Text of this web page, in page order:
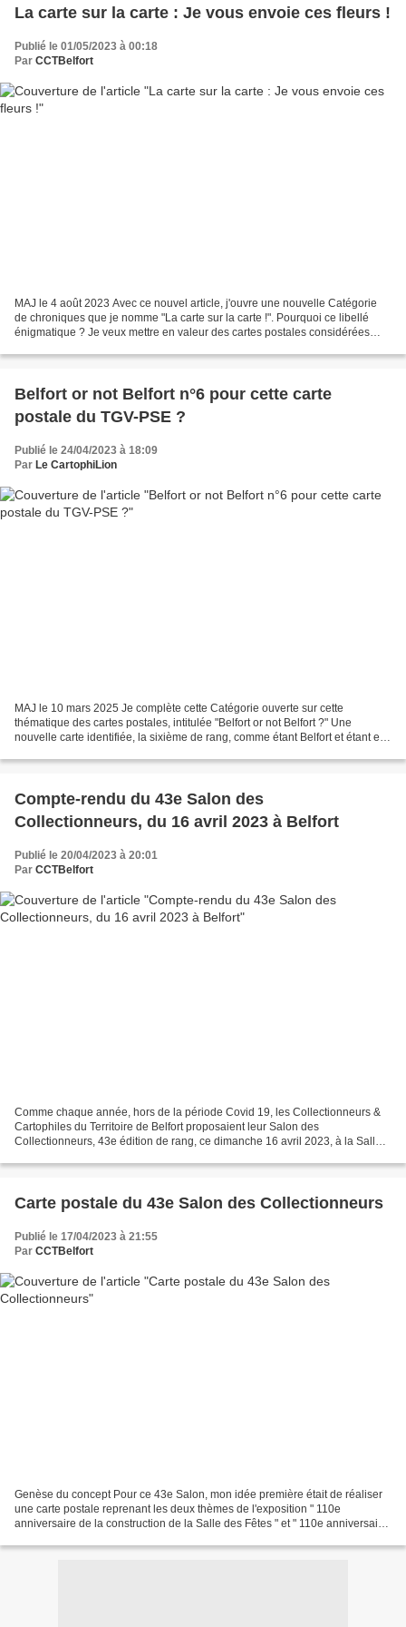
La carte sur la carte : Je vous envoie ces fleurs !
Publié le 01/05/2023 à 00:18
Par CCTBelfort
MAJ le 4 août 2023 Avec ce nouvel article, j'ouvre une nouvelle Catégorie
de chroniques que je nomme "La carte sur la carte !". Pourquoi ce libellé
énigmatique ? Je veux mettre en valeur des cartes postales considérées
Belfort or not Belfort n°6 pour cette carte
postale du TGV-PSE ?
Publié le 24/04/2023 à 18:09
Par Le CartophiLion
MAJ le 10 mars 2025 Je complète cette Catégorie ouverte sur cette
thématique des cartes postales, intitulée "Belfort or not Belfort ?" Une
nouvelle carte identifiée, la sixième de rang, comme étant Belfort et étant en
Compte-rendu du 43e Salon des
Collectionneurs, du 16 avril 2023 à Belfort
Publié le 20/04/2023 à 20:01
Par CCTBelfort
Comme chaque année, hors de la période Covid 19, les Collectionneurs &
Cartophiles du Territoire de Belfort proposaient leur Salon des
Collectionneurs, 43e édition de rang, ce dimanche 16 avril 2023, à la Salle
Carte postale du 43e Salon des Collectionneurs
Publié le 17/04/2023 à 21:55
Par CCTBelfort
Genèse du concept Pour ce 43e Salon, mon idée première était de réaliser
une carte postale reprenant les deux thèmes de l'exposition " 110e
anniversaire de la construction de la Salle des Fêtes " et " 110e anniversaire